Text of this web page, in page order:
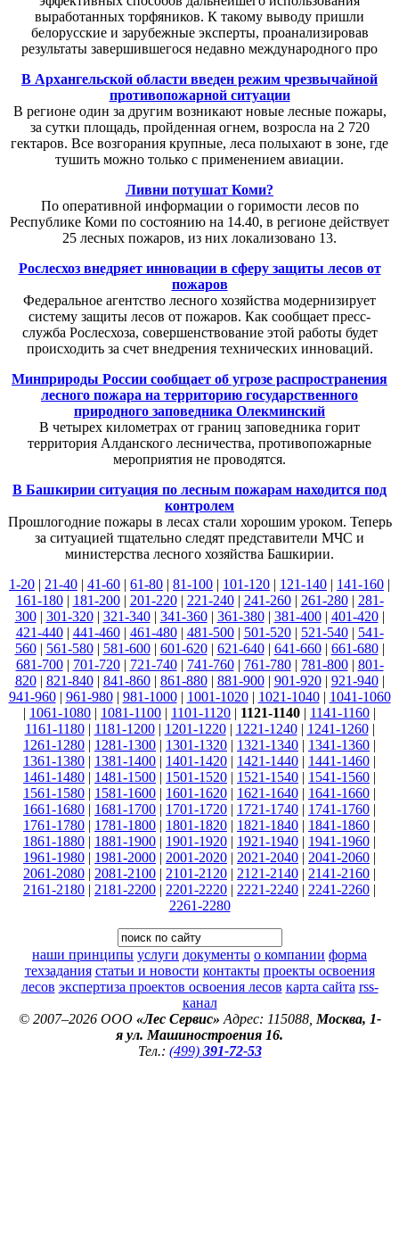
выработанных торфяников. К такому выводу пришли
белорусские и зарубежные эксперты, проанализировав
результаты завершившегося недавно международного про
В Архангельской области введен режим чрезвычайной
противопожарной ситуации
В регионе один за другим возникают новые лесные пожары,
за сутки площадь, пройденная огнем, возросла на 2 720
гектаров. Все возгорания крупные, леса полыхают в зоне, где
тушить можно только с применением авиации.
Ливни потушат Коми?
По оперативной информации о горимости лесов по
Республике Коми по состоянию на 14.40, в регионе действует
25 лесных пожаров, из них локализовано 13.
Рослесхоз внедряет инновации в сферу защиты лесов от
пожаров
Федеральное агентство лесного хозяйства модернизирует
систему защиты лесов от пожаров. Как сообщает пресс-
служба Рослесхоза, совершенствование этой работы будет
происходить за счет внедрения технических инноваций.
Минприроды России сообщает об угрозе распространения
лесного пожара на территорию государственного
природного заповедника Олекминский
В четырех километрах от границ заповедника горит
территория Алданского лесничества, противопожарные
мероприятия не проводятся.
В Башкирии ситуация по лесным пожарам находится под
контролем
Прошлогодние пожары в лесах стали хорошим уроком. Теперь
за ситуацией тщательно следят представители МЧС и
министерства лесного хозяйства Башкирии.
1-20 | 21-40 | 41-60 | 61-80 | 81-100 | 101-120 | 121-140 | 141-160 |
161-180| 181-200| 201-220| 221-240| 241-260| 261-280| 281-
300| 301-320| 321-340| 341-360| 361-380| 381-400| 401-420|
421-440| 441-460| 461-480| 481-500| 501-520| 521-540| 541-
560| 561-580| 581-600| 601-620| 621-640| 641-660| 661-680|
681-700| 701-720| 721-740| 741-760| 761-780| 781-800| 801-
820| 821-840| 841-860| 861-880| 881-900| 901-920| 921-940|
941-960| 961-980| 981-1000| 1001-1020| 1021-1040| 1041-1060
| 1061-1080 | 1081-1100 | 1101-1120 | 1121-1140 | 1141-1160 |
1161-1180| 1181-1200| 1201-1220| 1221-1240| 1241-1260|
1261-1280 | 1281-1300 | 1301-1320 | 1321-1340 | 1341-1360 |
1361-1380 | 1381-1400 | 1401-1420 | 1421-1440 | 1441-1460 |
1461-1480 | 1481-1500 | 1501-1520 | 1521-1540 | 1541-1560 |
1561-1580 | 1581-1600 | 1601-1620 | 1621-1640 | 1641-1660 |
1661-1680 | 1681-1700 | 1701-1720 | 1721-1740 | 1741-1760 |
1761-1780 | 1781-1800 | 1801-1820 | 1821-1840 | 1841-1860 |
1861-1880 | 1881-1900 | 1901-1920 | 1921-1940 | 1941-1960 |
1961-1980 | 1981-2000 | 2001-2020 | 2021-2040 | 2041-2060 |
2061-2080 | 2081-2100 | 2101-2120 | 2121-2140 | 2141-2160 |
2161-2180 | 2181-2200 | 2201-2220 | 2221-2240 | 2241-2260 |
2261-2280
наши принципы услуги документы о компании форма
техзадания статьи и новости контакты проекты освоения
лесов экспертиза проектов освоения лесов карта сайта rss-
канал
© 2007–2026 ООО «Лес Сервис» Адрес: 115088, Москва, 1-
я ул. Машиностроения 16.
Тел.: (499) 391-72-53